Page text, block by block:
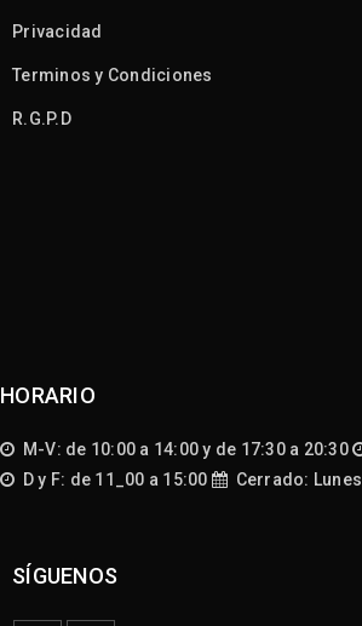
Privacidad
Terminos y Condiciones
R.G.P.D
HORARIO
M-V: de 10:00 a 14:00 y de 17:30 a 20:30
D y F: de 11_00 a 15:00
Cerrado: Lunes
SÍGUENOS